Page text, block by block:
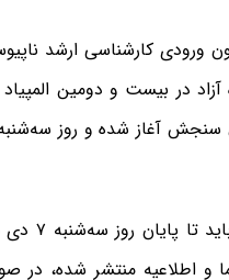
در بیست و دومین
براساس ضوابط
و اطلاعیه منتشر شده، در